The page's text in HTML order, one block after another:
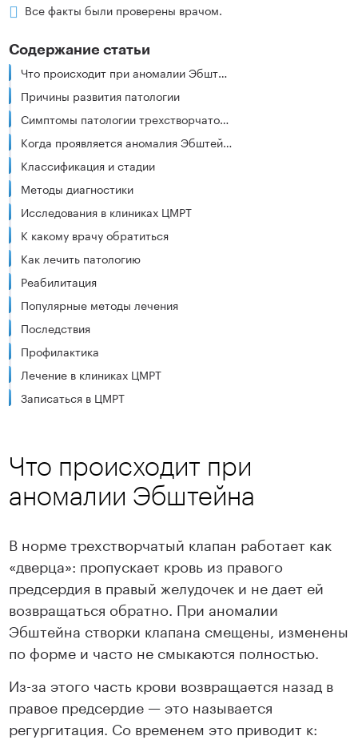
Все факты были проверены врачом.
Содержание статьи
Что происходит при аномалии Эбштейна
Причины развития патологии
Симптомы патологии трехстворчатого клапана
Когда проявляется аномалия Эбштейна
Классификация и стадии
Методы диагностики
Исследования в клиниках ЦМРТ
К какому врачу обратиться
Как лечить патологию
Реабилитация
Популярные методы лечения
Последствия
Профилактика
Лечение в клиниках ЦМРТ
Записаться в ЦМРТ
Что происходит при
аномалии Эбштейна
В норме трехстворчатый клапан работает как
«дверца»: пропускает кровь из правого
предсердия в правый желудочек и не дает ей
возвращаться обратно. При аномалии
Эбштейна створки клапана смещены, изменены
по форме и часто не смыкаются полностью.
Из-за этого часть крови возвращается назад в
правое предсердие — это называется
регургитация. Со временем это приводит к: